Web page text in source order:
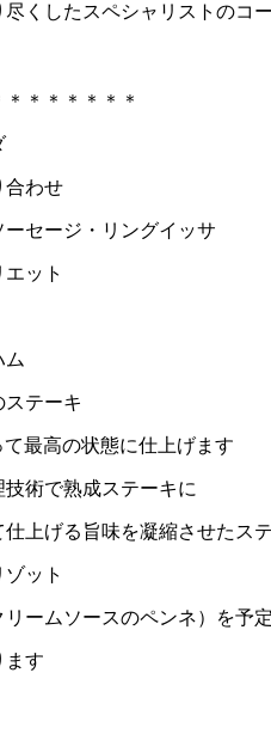
くしたスペシャリストのコ
＊＊＊＊＊＊
合わせ
ージ・リングイッサ
ット
ステーキ
最高の状態に仕上げま
技術で熟成ステーキに
げる旨味を凝縮させたステ
ット
ムソースのペンネ）を予定
す